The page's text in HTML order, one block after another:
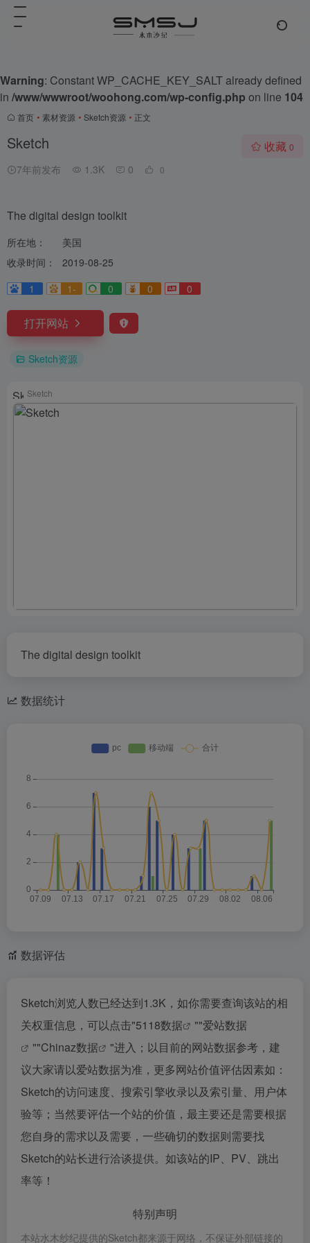
Warning: Constant WP_CACHE_KEY_SALT already defined
in /www/wwwroot/woohong.com/wp-config.php on line 104
首页 • 素材资源 • Sketch资源 • 正文
Sketch
7年前发布 1.3K 0 0
收藏 0
The digital design toolkit
所在地：
美国
收录时间：
2019-08-25
1
1- 0 0 0
打开网站
Sketch资源
Sketch
The digital design toolkit
数据统计
数据评估
Sketch浏览人数已经达到1.3K，如你需要查询该站的相
关权重信息，可以点击"5118数据 ""爱站数据
""Chinaz数据
"进入；以目前的网站数据参考，建
议大家请以爱站数据为准，更多网站价值评估因素如：
Sketch的访问速度、搜索引擎收录以及索引量、用户体
验等；当然要评估一个站的价值，最主要还是需要根据
您自身的需求以及需要，一些确切的数据则需要找
Sketch的站长进行洽谈提供。如该站的IP、PV、跳出
率等！
特别声明
本站水木纱纪提供的Sketch都来源于网络，不保证外部链接的